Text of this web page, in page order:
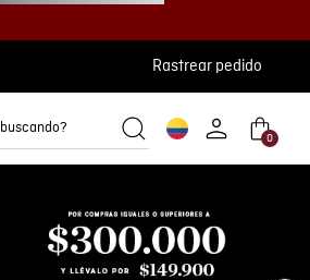
Rastrear pedido
buscando?
0